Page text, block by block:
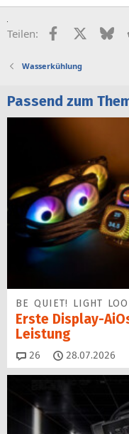
Teilen: Facebook
X
Wasserkühlung
Passend zum
BE QUIET! LIGHT
Erste Display-
Leistung
26 Kommentare
28.07.2026